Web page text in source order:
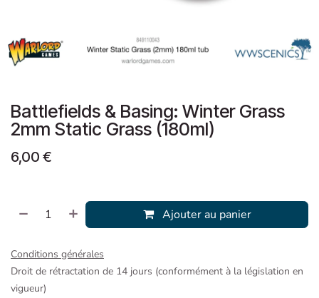
Battlefields & Basing: Winter Grass
2mm Static Grass (180ml)
6,00 €
Ajouter au panier
Conditions générales
Droit de rétractation de 14 jours (conformément à la législation en
vigueur)